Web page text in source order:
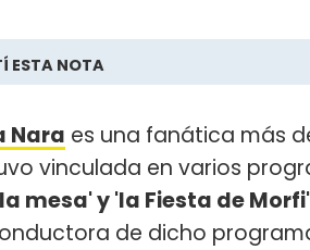
ESTA NOTA
Nara es una fanática más
vinculada en varios
mesa' y 'la Fiesta de Morfi'
de dicho